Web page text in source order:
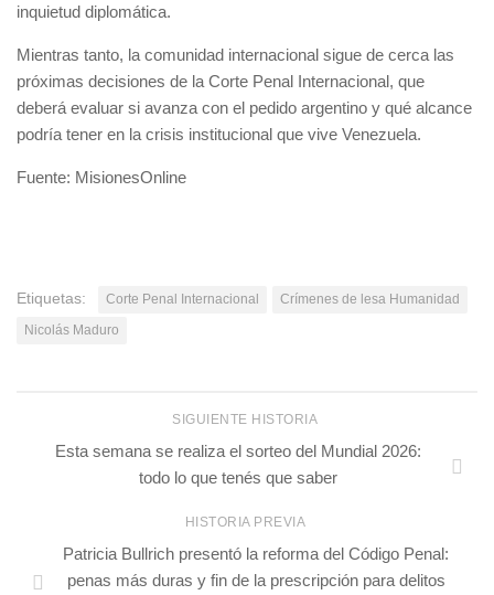
inquietud diplomática.
Mientras tanto, la comunidad internacional sigue de cerca las
próximas decisiones de la Corte Penal Internacional, que
deberá evaluar si avanza con el pedido argentino y qué alcance
podría tener en la crisis institucional que vive Venezuela.
Fuente: MisionesOnline
Etiquetas: Corte Penal Internacional
Crímenes de lesa Humanidad
Nicolás Maduro
SIGUIENTE HISTORIA
Esta semana se realiza el sorteo del Mundial 2026:
todo lo que tenés que saber
HISTORIA PREVIA
Patricia Bullrich presentó la reforma del Código Penal:
penas más duras y fin de la prescripción para delitos